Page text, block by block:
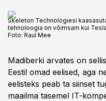
Skeleton Technologiesi
tehnoloogia on võimsam kui
Foto: Raul Mee
Madiberki arvates on
Eestil omad eelised, aga
eelisteks peab ta siinset
maailma tasemel IT-